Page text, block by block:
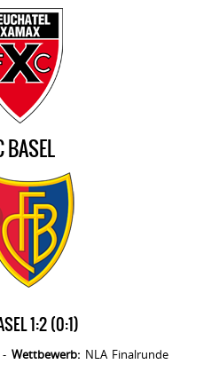
BASEL
1:2 (0:1)
Wettbewerb: NLA Finalrunde